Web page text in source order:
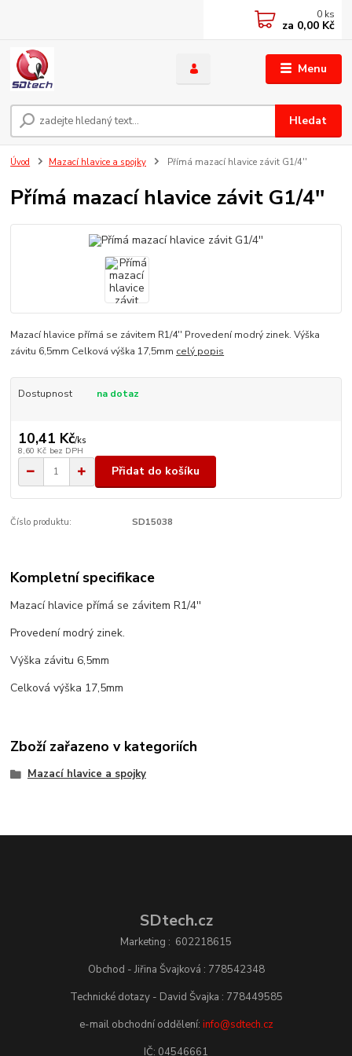
Menu
Hledat
0 ks
za 0,00 Kč
Úvod Mazací hlavice a spojky Přímá mazací hlavice závit G1/4''
Přímá mazací hlavice závit G1/4''
Mazací hlavice přímá se závitem R1/4'' Provedení modrý zinek. Výška
závitu 6,5mm Celková výška 17,5mm celý popis
Dostupnost na dotaz
10,41 Kč/ks
8,60 Kč bez DPH
Přidat do košíku
Číslo produktu: SD15038
Kompletní specifikace
Mazací hlavice přímá se závitem R1/4''
Provedení modrý zinek.
Výška závitu 6,5mm
Celková výška 17,5mm
Zboží zařazeno v kategoriích
Mazací hlavice a spojky
SDtech.cz
Marketing : 602218615
Obchod - Jiřina Švajková : 778542348
Technické dotazy - David Švajka : 778449585
e-mail obchodní oddělení: info@sdtech.cz
IČ: 04546661